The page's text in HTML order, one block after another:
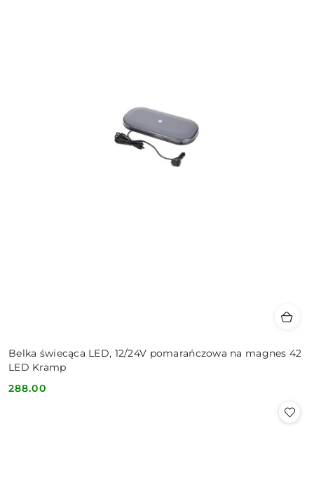
Belka świecąca LED, 12/24V pomarańczowa na magnes 42
LED Kramp
Cena:
288.00